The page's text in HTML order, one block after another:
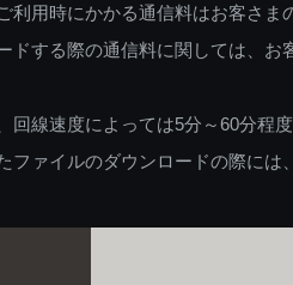
利用時にかかる通信料はお客さま
ドする際の通信料に関しては、
回線速度によっては5分～60分程
ァイルのダウンロードの際には